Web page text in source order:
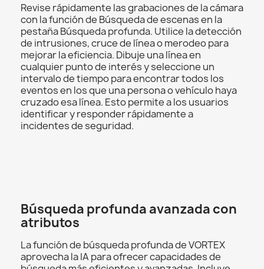
Revise rápidamente las grabaciones de la cámara
con la función de Búsqueda de escenas en la
pestaña Búsqueda profunda. Utilice la detección
de intrusiones, cruce de línea o merodeo para
mejorar la eficiencia. Dibuje una línea en
cualquier punto de interés y seleccione un
intervalo de tiempo para encontrar todos los
eventos en los que una persona o vehículo haya
cruzado esa línea. Esto permite a los usuarios
identificar y responder rápidamente a
incidentes de seguridad.
Búsqueda profunda avanzada con
atributos
La función de búsqueda profunda de VORTEX
aprovecha la IA para ofrecer capacidades de